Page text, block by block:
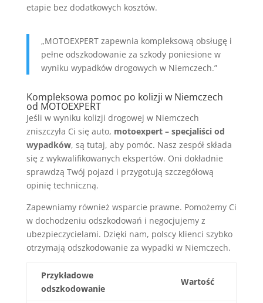
etapie bez dodatkowych kosztów.
„MOTOEXPERT zapewnia kompleksową obsługę i
pełne odszkodowanie za szkody poniesione w
wyniku wypadków drogowych w Niemczech.”
Kompleksowa pomoc po kolizji w Niemczech
od MOTOEXPERT
Jeśli w wyniku kolizji drogowej w Niemczech
zniszczyła Ci się auto, motoexpert – specjaliści od
wypadków, są tutaj, aby pomóc. Nasz zespół składa
się z wykwalifikowanych ekspertów. Oni dokładnie
sprawdzą Twój pojazd i przygotują szczegółową
opinię techniczną.
Zapewniamy również wsparcie prawne. Pomożemy Ci
w dochodzeniu odszkodowań i negocjujemy z
ubezpieczycielami. Dzięki nam, polscy klienci szybko
otrzymają odszkodowanie za wypadki w Niemczech.
Przykładowe
odszkodowanie
Wartość